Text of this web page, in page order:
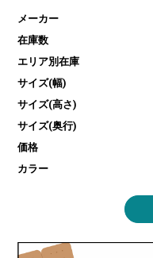
その他OA機器
コートハンガー・ポー
傘立て
食器棚・キッチンキャ
カタログスタンド
オフィスアクセサリー
カウンターテーブル
センターテーブル・サ
ベンチ・スツール
ソファ
シェルフ
ダストボックス（ゴミ
インテリア家具その他
冷蔵庫・洗濯機
空気清浄機・加湿器
液晶テレビ・モニター類
エアコン
掃除機
季節家電
メーカー
在庫数
エリア別在庫
サイズ(幅)
サイズ(高さ)
サイズ(奥行)
価格
カラー